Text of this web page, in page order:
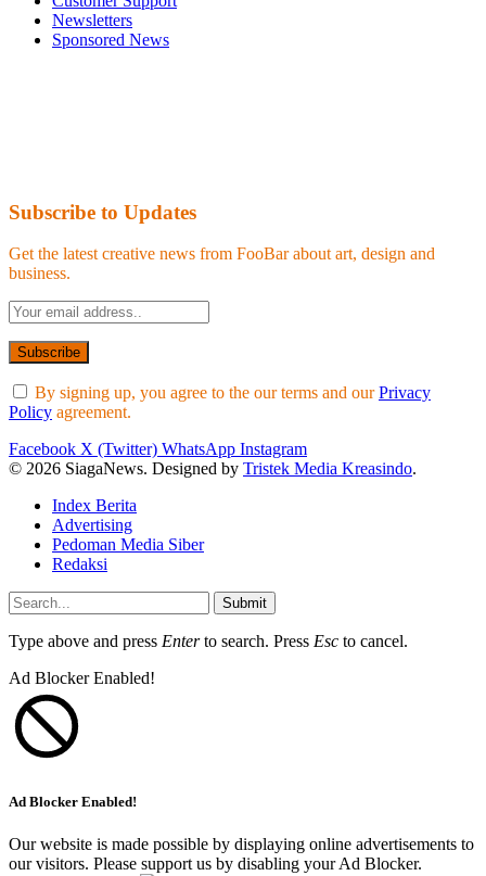
Newsletters
Sponsored News
Subscribe to Updates
Get the latest creative news from FooBar about art, design and
business.
By signing up, you agree to the our terms and ourPrivacy
Policy agreement.
Facebook X (Twitter) WhatsApp Instagram
© 2026 SiagaNews. Designed by Tristek Media Kreasindo.
Index Berita
Advertising
Pedoman Media Siber
Redaksi
Submit
Type above and press Enterto search. Press Esc to cancel.
Ad Blocker Enabled!
Ad Blocker Enabled!
Our website is made possible by displaying online advertisements to
our visitors. Please support us by disabling your Ad Blocker.